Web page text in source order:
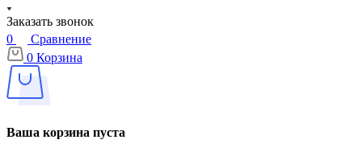
Заказать звонок
0
Сравнение
0 Корзина
Ваша корзина пуста